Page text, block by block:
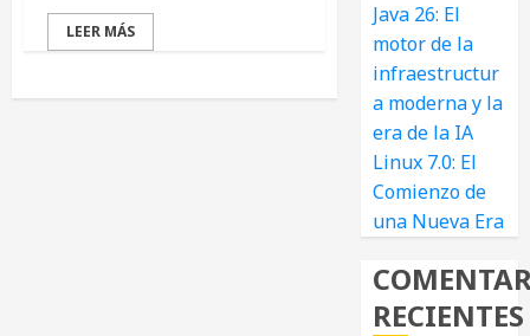
LEER MÁS
Java 26: El
motor de la
infraestructur
a moderna y la
era de la IA
Linux 7.0: El
Comienzo de
una Nueva Era
RECIENTES